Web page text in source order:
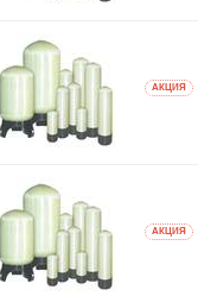
AКЦИЯ
AКЦИЯ